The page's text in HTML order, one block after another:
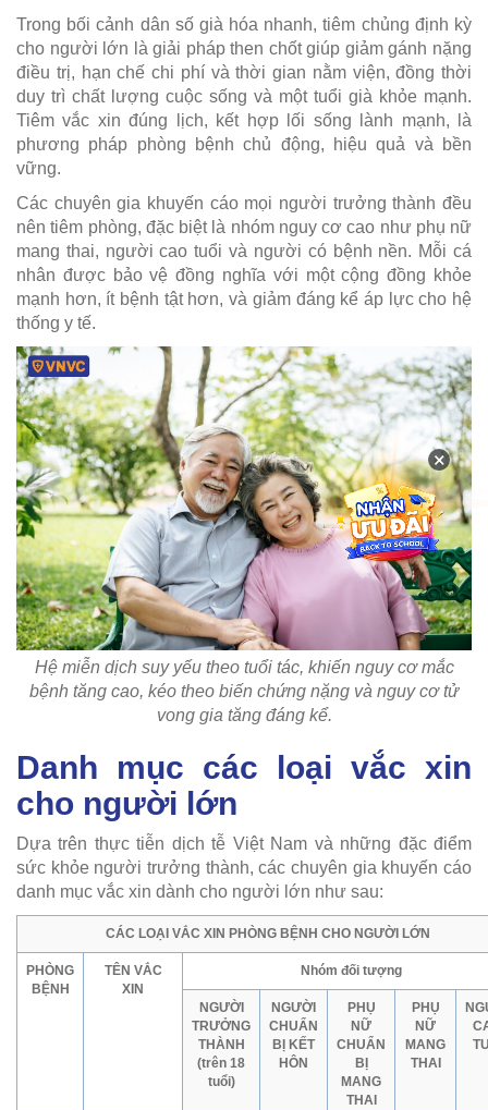
Trong bối cảnh dân số già hóa nhanh, tiêm chủng định kỳ
cho người lớn là giải pháp then chốt giúp giảm gánh nặng
điều trị, hạn chế chi phí và thời gian nằm viện, đồng thời
duy trì chất lượng cuộc sống và một tuổi già khỏe mạnh.
Tiêm vắc xin đúng lịch, kết hợp lối sống lành mạnh, là
phương pháp phòng bệnh chủ động, hiệu quả và bền
vững.
Các chuyên gia khuyến cáo mọi người trưởng thành đều
nên tiêm phòng, đặc biệt là nhóm nguy cơ cao như phụ nữ
mang thai, người cao tuổi và người có bệnh nền. Mỗi cá
nhân được bảo vệ đồng nghĩa với một cộng đồng khỏe
mạnh hơn, ít bệnh tật hơn, và giảm đáng kể áp lực cho hệ
thống y tế.
Hệ miễn dịch suy yếu theo tuổi tác, khiến nguy cơ mắc
bệnh tăng cao, kéo theo biến chứng nặng và nguy cơ tử
vong gia tăng đáng kể.
Danh mục các loại vắc xin
cho người lớn
Dựa trên thực tiễn dịch tễ Việt Nam và những đặc điểm
sức khỏe người trưởng thành, các chuyên gia khuyến cáo
danh mục vắc xin dành cho người lớn như sau:
CÁC LOẠI VẮC XIN PHÒNG BỆNH CHO NGƯỜI LỚN
PHÒNG
BỆNH
TÊN VẮC
XIN
Nhóm đối tượng
NGƯỜI
TRƯỞNG
THÀNH
(trên 18
tuổi)
NGƯỜI
CHUẨN
BỊ KẾT
HÔN
PHỤ
NỮ
CHUẨN
BỊ
MANG
THAI
PHỤ
NỮ
MANG
THAI
×